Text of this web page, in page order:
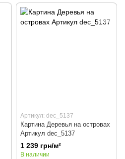
Артикул: dec_5137
Картина Деревья на островах
Артикул dec_5137
1 239 грн/м²
В наличии